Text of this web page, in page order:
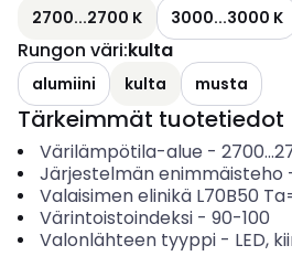
2700...2700 K 3000...3000 K
Rungon väri:kulta
alumiini kulta musta
Tärkeimmät tuotetiedot
Värilämpötila-alue -
Järjestelmän enimmäisteho
Valaisimen elinikä L70B50
Värintoistoindeksi- 90-100
Valonlähteen tyyppi- LED,